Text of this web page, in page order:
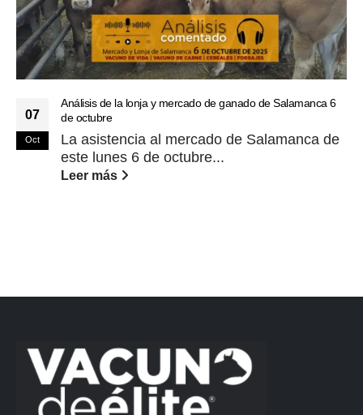
07
Oct
Análisis de la lonja y mercado de ganado de Salamanca 6
de octubre
La asistencia al mercado de Salamanca de
este lunes 6 de octubre...
Leer más